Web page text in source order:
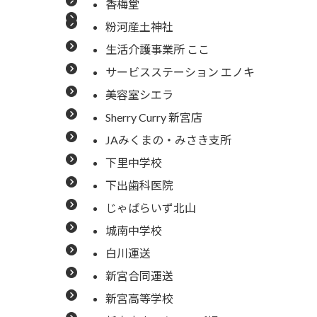
香梅堂
粉河産土神社
生活介護事業所 ここ
サービスステーション エノキ
美容室シエラ
Sherry Curry 新宮店
JAみくまの・みさき支所
下里中学校
下出歯科医院
じゃばらいず北山
城南中学校
白川運送
新宮合同運送
新宮高等学校